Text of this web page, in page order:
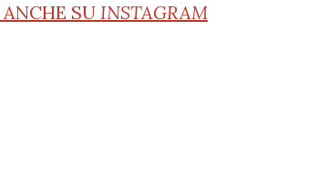
ANCHE SU INSTAGRAM